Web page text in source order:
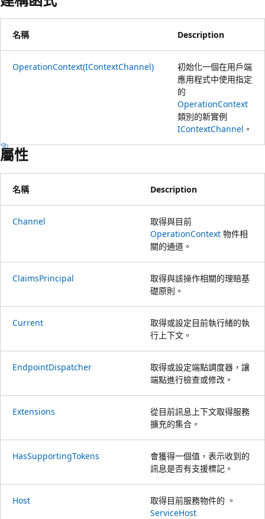
名稱 Description
OperationContext(IContextChannel)
初始化一個在用戶端
應用程式中使用指定
的
OperationContext
類別的新實例
IContextChannel 。
屬性
名稱 Description
Channel
取得與目前
OperationContext 物件相
關的通道。
ClaimsPrincipal
取得與該操作相關的理賠基
礎原則。
Current
取得或設定目前執行緒的執
行上下文。
EndpointDispatcher
取得或設定端點調度器，讓
端點進行檢查或修改。
Extensions
從目前訊息上下文取得服務
擴充的集合。
HasSupportingTokens
會獲得一個值，表示收到的
訊息是否有支援標記。
Host
取得目前服務物件的 。
ServiceHost